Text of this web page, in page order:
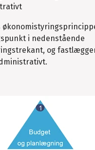
i nedenstående
og